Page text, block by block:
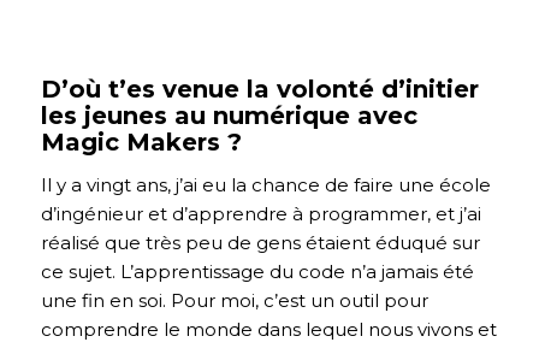
D’où t’es venue la volonté d’initier
les jeunes au numérique avec
Magic Makers ?
Il y a vingt ans, j’ai eu la chance de faire une école
d’ingénieur et d’apprendre à programmer, et j’ai
réalisé que très peu de gens étaient éduqué sur
ce sujet. L’apprentissage du code n’a jamais été
une fin en soi. Pour moi, c’est un outil pour
comprendre le monde dans lequel nous vivons et